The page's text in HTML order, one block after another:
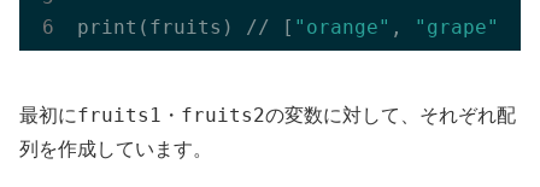
print(fruits) // [ "orange" , "grape"
最初にfruits1 ・ fruits2の変数に対して、それぞれ配
列を作成しています。